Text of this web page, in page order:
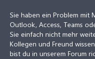
Sie haben ein Problem mit
Outlook, Access, Teams
Sie einfach nicht mehr
Kollegen und Freund
bist du in unserem Forum